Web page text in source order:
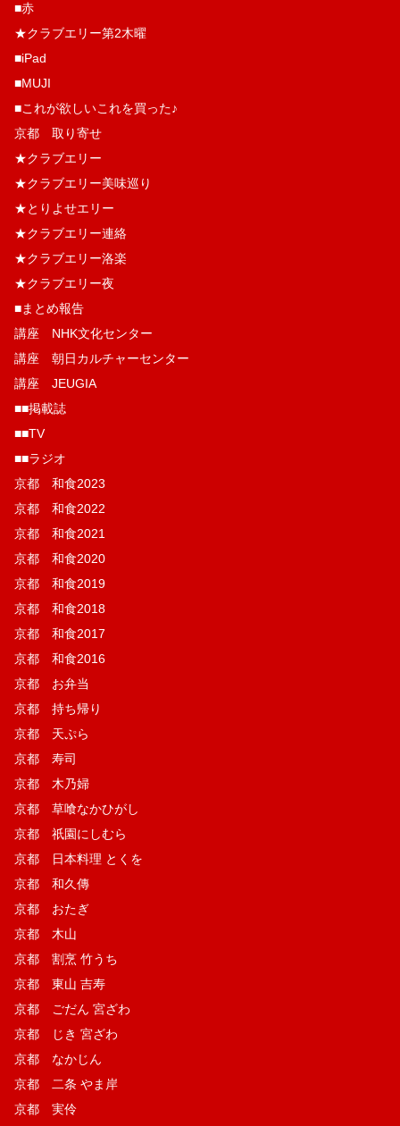
■赤
★クラブエリー第2木曜
■iPad
■MUJI
■これが欲しいこれを買った♪
京都 取り寄せ
★クラブエリー
★クラブエリー美味巡り
★とりよせエリー
★クラブエリー連絡
★クラブエリー洛楽
★クラブエリー夜
■まとめ報告
講座 NHK文化センター
講座 朝日カルチャーセンター
講座 JEUGIA
■■掲載誌
■■TV
■■ラジオ
京都 和食2023
京都 和食2022
京都 和食2021
京都 和食2020
京都 和食2019
京都 和食2018
京都 和食2017
京都 和食2016
京都 お弁当
京都 持ち帰り
京都 天ぷら
京都 寿司
京都 木乃婦
京都 草喰なかひがし
京都 祇園にしむら
京都 日本料理 とくを
京都 和久傳
京都 おたぎ
京都 木山
京都 割烹 竹うち
京都 東山 吉寿
京都 ごだん 宮ざわ
京都 じき 宮ざわ
京都 なかじん
京都 二条 やま岸
京都 実伶